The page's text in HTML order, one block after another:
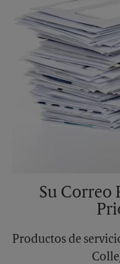
Su Correo
Productos de